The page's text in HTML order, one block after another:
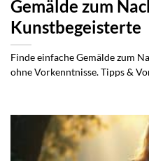
Gemälde zum
Kunstbegeisterte
Finde einfache Gemälde zum
ohne Vorkenntnisse. Tipps &